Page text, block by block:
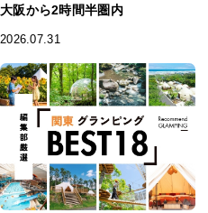
大阪から2時間半圏内
2026.07.31